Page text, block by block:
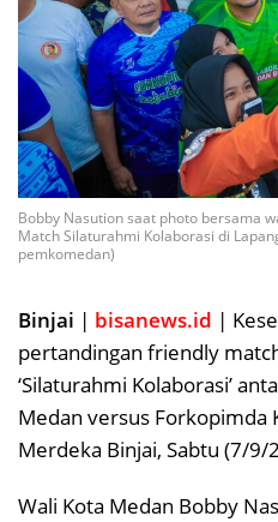
Bobby Nasution saat photo bersama
Match Silaturahmi Kolaborasi di
pemkomedan)
Binjai | bisanews.id |
pertandingan friendly
‘Silaturahmi Kolaborasi’
Medan versus Forkopimda
Merdeka Binjai, Sabtu (7/
Wali Kota Medan Bobby